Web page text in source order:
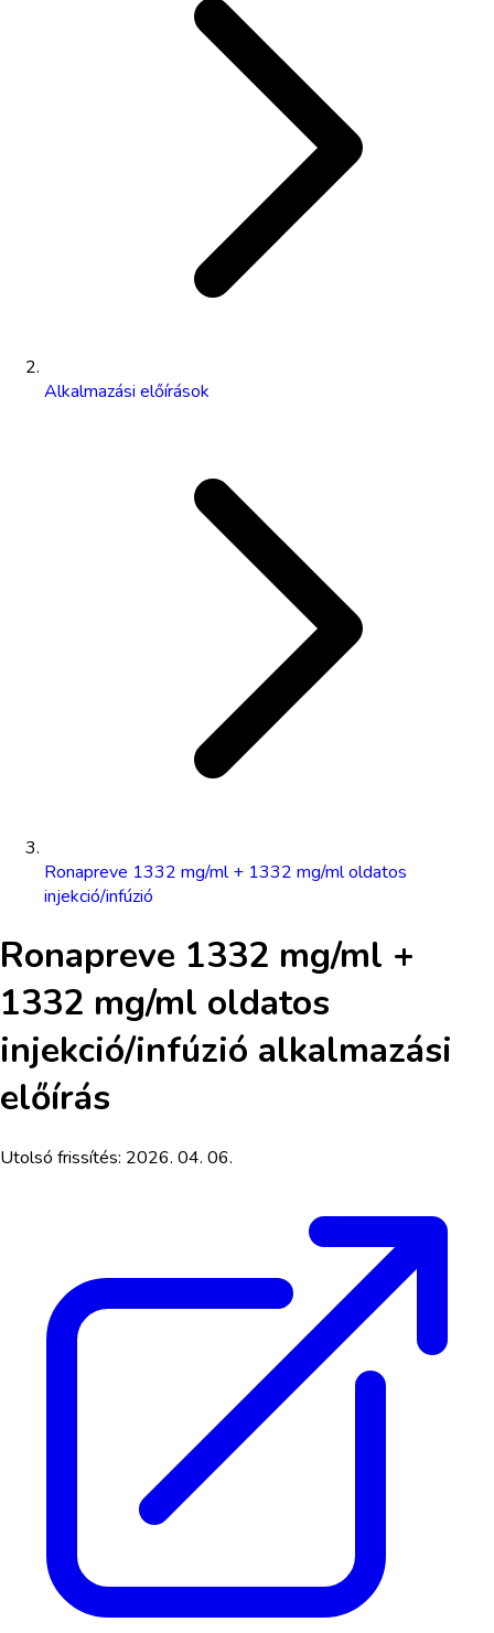
Alkalmazási előírások
Ronapreve 1332 mg/ml + 1332 mg/ml oldatos
injekció/infúzió
Ronapreve 1332 mg/ml +
1332 mg/ml oldatos
injekció/infúzió alkalmazási
előírás
Utolsó frissítés: 2026. 04. 06.